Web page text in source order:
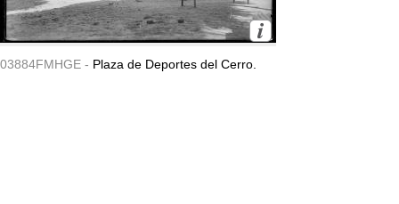
03884FMHGE - Plaza de Deportes del Cerro.